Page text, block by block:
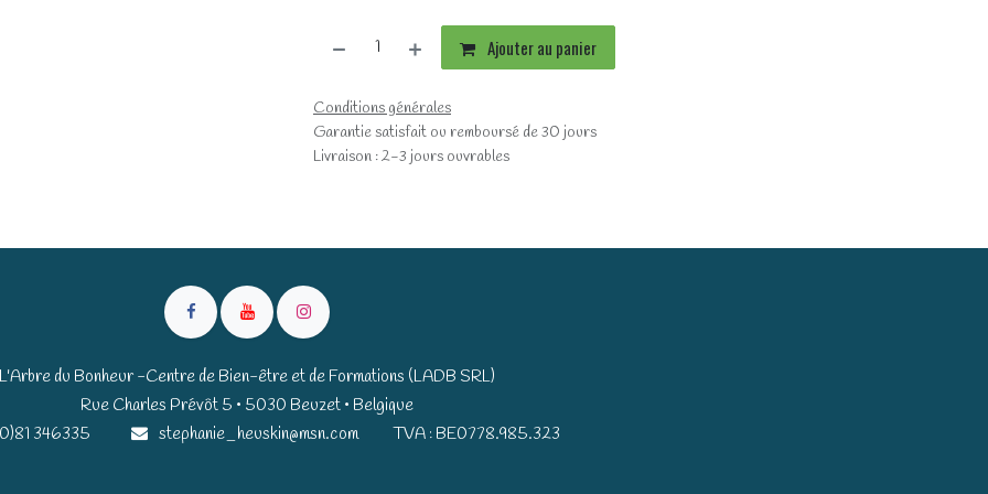
Ajouter au panier
Conditions générales
Garantie satisfait ou remboursé de 30 jours
Livraison : 2-3 jours ouvrables
L'Arbre du Bonheur -Centre de Bien-être et de Formations (LADB SRL)
Rue Charles Prévôt 5 • 5030 Beuzet • Belgique​​
346335
stephanie_heuskin@msn.com TVA : BE0778.985.323